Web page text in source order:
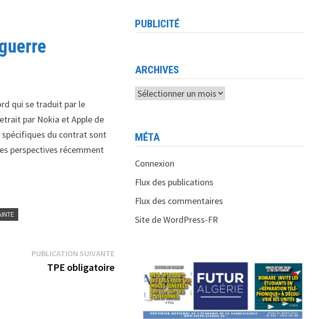
qui se traduit par le
par Nokia et Apple de
spécifiques du contrat sont
perspectives récemment
PUBLICATION SUIVANTEPublication
suivante :
TPE obligatoire
PUBLICITÉ
ARCHIVES
Archives
MÉTA
Connexion
Flux des publications
Flux des commentaires
Site de WordPress-FR